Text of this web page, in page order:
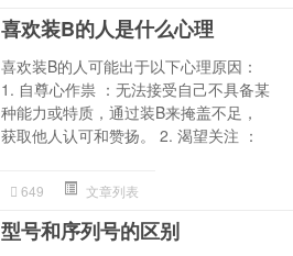
喜欢装B的人是什么心理
喜欢装B的人可能出于以下心理原因：
1. 自尊心作祟 ：无法接受自己不具备某
种能力或特质，通过装B来掩盖不足，
获取他人认可和赞扬。 2. 渴望关注 ：
649 文章列表
型号和序列号的区别